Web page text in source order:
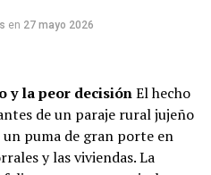
Modalidades
se adaptó a los
83% de las instituciones
, el13,2% sostiene la
y el3,7% distribuye
en 27 mayo 2026
y la peor decisiónEl hecho
de un paraje rural jujeño
puma de gran porte en
y las viviendas. La